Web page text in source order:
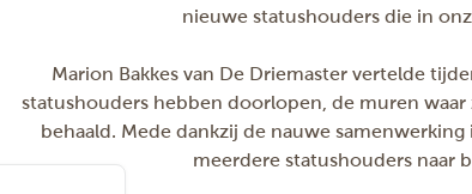
nieuwe statushouders die in
Marion Bakkes van De Driemaster vertelde
statushouders hebben doorlopen, de muren
behaald. Mede dankzij de nauwe
meerdere statushouders naar